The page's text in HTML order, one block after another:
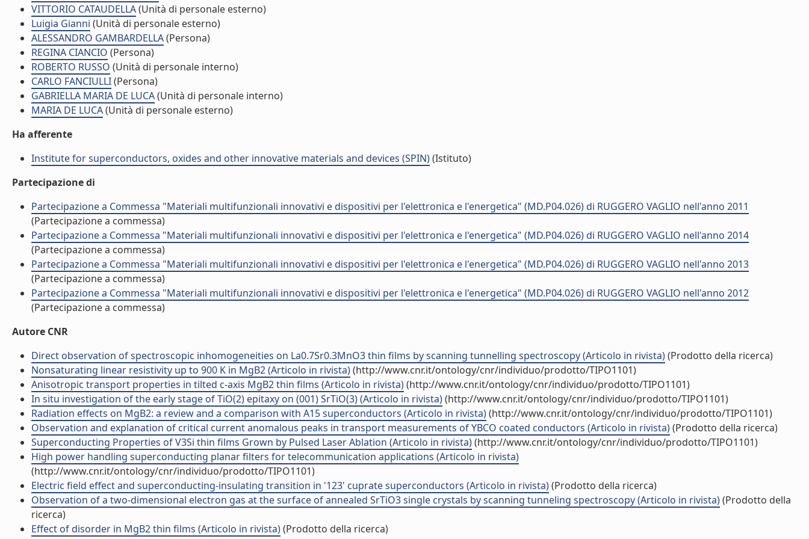
VITTORIO CATAUDELLA(Unità di personale esterno)
Luigia Gianni (Unità di personale esterno)
ALESSANDRO GAMBARDELLA(Persona)
REGINA CIANCIO (Persona)
ROBERTO RUSSO (Unità di personale interno)
CARLO FANCIULLI(Persona)
GABRIELLA MARIA DE LUCA(Unità di personale interno)
MARIA DE LUCA(Unità di personale esterno)
Ha afferente
Institute for superconductors, oxides and other innovative materials and devices (SPIN)(Istituto)
Partecipazione di
Partecipazione a Commessa "Materiali multifunzionali innovativi e dispositivi per l'elettronica e l'energetica" (MD.P04.026) di RUGGERO VAGLIO nell'anno 2011
(Partecipazione a commessa)
Partecipazione a Commessa "Materiali multifunzionali innovativi e dispositivi per l'elettronica e l'energetica" (MD.P04.026) di RUGGERO VAGLIO nell'anno 2014
(Partecipazione a commessa)
Partecipazione a Commessa "Materiali multifunzionali innovativi e dispositivi per l'elettronica e l'energetica" (MD.P04.026) di RUGGERO VAGLIO nell'anno 2013
(Partecipazione a commessa)
Partecipazione a Commessa "Materiali multifunzionali innovativi e dispositivi per l'elettronica e l'energetica" (MD.P04.026) di RUGGERO VAGLIO nell'anno 2012
(Partecipazione a commessa)
Autore CNR
Direct observation of spectroscopic inhomogeneities on La0.7Sr0.3MnO3 thin films by scanning tunnelling spectroscopy (Articolo in rivista)(Prodotto della ricerca)
Nonsaturating linear resistivity up to 900 K in MgB2 (Articolo in rivista)(http://www.cnr.it/ontology/cnr/individuo/prodotto/TIPO1101)
Anisotropic transport properties in tilted c-axis MgB2 thin films (Articolo in rivista)(http://www.cnr.it/ontology/cnr/individuo/prodotto/TIPO1101)
In situ investigation of the early stage of TiO(2) epitaxy on (001) SrTiO(3) (Articolo in rivista)(http://www.cnr.it/ontology/cnr/individuo/prodotto/TIPO1101)
Radiation effects on MgB2: a review and a comparison with A15 superconductors (Articolo in rivista)(http://www.cnr.it/ontology/cnr/individuo/prodotto/TIPO1101)
Observation and explanation of critical current anomalous peaks in transport measurements of YBCO coated conductors (Articolo in rivista)(Prodotto della ricerca)
Superconducting Properties of V3Si thin films Grown by Pulsed Laser Ablation (Articolo in rivista)(http://www.cnr.it/ontology/cnr/individuo/prodotto/TIPO1101)
High power handling superconducting planar filters for telecommunication applications (Articolo in rivista)
(http://www.cnr.it/ontology/cnr/individuo/prodotto/TIPO1101)
Electric field effect and superconducting-insulating transition in '123' cuprate superconductors (Articolo in rivista)(Prodotto della ricerca)
Observation of a two-dimensional electron gas at the surface of annealed SrTiO3 single crystals by scanning tunneling spectroscopy (Articolo in rivista)(Prodotto della
ricerca)
Effect of disorder in MgB2 thin films (Articolo in rivista)(Prodotto della ricerca)